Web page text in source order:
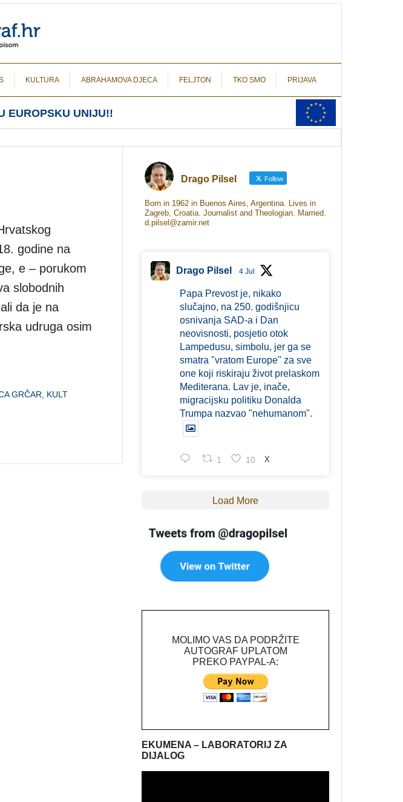
KULTURA ABRAHAMOVA DJECA FELJTON TKO SMO PRIJAVA
EUROPSKU UNIJU!!
godine na
e – porukom
slobodnih
da je na
udruga osim
GRČAR
KULT
Drago Pilsel Follow
Born in 1962 in Buenos Aires, Argentina. Lives in
Zagreb, Croatia. Journalist and Theologian. Married.
d.pilsel@zamir.net
Drago Pilsel 4 Jul
Papa Prevost je, nikako
slučajno, na 250. godišnjicu
osnivanja SAD-a i Dan
neovisnosti, posjetio otok
Lampedusu, simbolu, jer ga se
smatra "vratom Europe" za sve
one koji riskiraju život prelaskom
Mediterana. Lav je, inače,
migracijsku politiku Donalda
Trumpa nazvao "nehumanom".
1 10 X
Load More
MOLIMO VAS DA PODRŽITE
AUTOGRAF UPLATOM
PREKO PAYPAL-A:
EKUMENA – LABORATORIJ ZA
DIJALOG